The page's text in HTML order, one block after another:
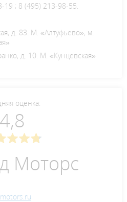
19 ; 8 (495) 213-98-55.
д. 83. М. «Алтуфьево», м.
д. 10. М. «Кунцевская»
оценка:
4,8
Моторс